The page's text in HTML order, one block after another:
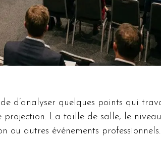
d’analyser quelques points qui
projection. La taille de salle, le
ou autres événements professionnels.